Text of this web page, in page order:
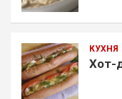
КУХНЯ
Хот-